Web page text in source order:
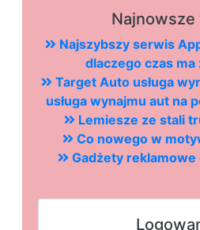
Najnowsze
Najszybszy serwis
dlaczego czas ma
Target Auto usługa
usługa wynajmu aut na
Lemiesze ze stali
Co nowego w
Gadżety